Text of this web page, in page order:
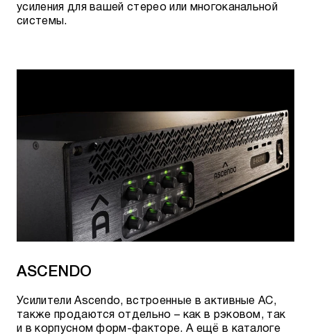
усиления для вашей стерео или многоканальной
системы.
ASCENDO
Усилители Ascendo, встроенные в активные АС,
также продаются отдельно – как в рэковом, так
и в корпусном форм-факторе. А ещё в каталоге